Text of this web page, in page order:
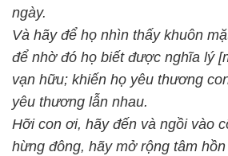
ngày.
Và hãy để họ nhìn thấy khuôn
để nhờ đó họ biết được nghĩa lý
vạn hữu; khiến họ yêu thương
yêu thương lẫn nhau.
Hỡi con ơi, hãy đến và ngồi vào
hừng đông, hãy mở rộng tâm